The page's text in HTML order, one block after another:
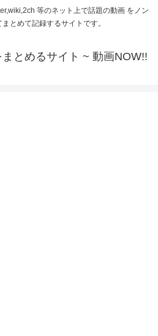
等のネット上で話題の動画 をノン
とめて記録するサイトです。
とめるサイト ~ 動画NOW!!